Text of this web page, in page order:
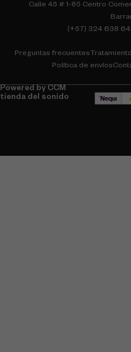
Calle 45 # 1-85 Centro
(+57) 324 638
Preguntas frecuentes
Política de envíos
Powered by CCM
tienda del sonido